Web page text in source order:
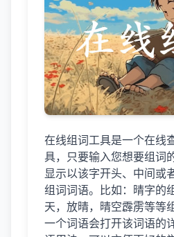
在线组词工具是一个在线
具，只要输入您想要组词
显示以该字开头、中间或
组词词语。比如：晴字的
天，放晴，晴空霹雳等等
一个词语会打开该词语的